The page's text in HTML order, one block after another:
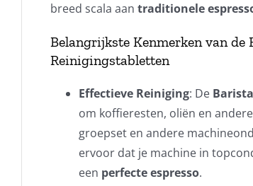
breed scala aan traditionele
Belangrijkste Kenmerken van de
Reinigingstabletten
Effectieve Reiniging: De
om koffieresten, oliën en
groepset en andere
ervoor dat je machine in
een perfecte espresso.